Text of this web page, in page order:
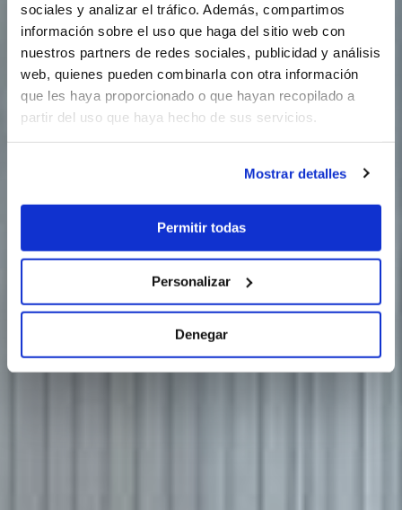
sociales y analizar el tráfico. Además, compartimos
información sobre el uso que haga del sitio web con
nuestros partners de redes sociales, publicidad y análisis
web, quienes pueden combinarla con otra información
que les haya proporcionado o que hayan recopilado a
partir del uso que haya hecho de sus servicios.
Mostrar detalles
Permitir todas
Personalizar
Denegar